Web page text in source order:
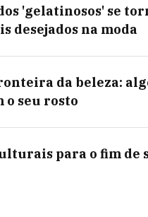
'gelatinosos' se
desejados na moda
da beleza:
o seu rosto
para o fim de